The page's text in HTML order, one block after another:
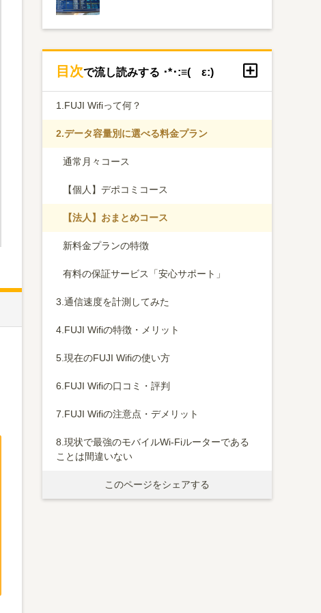
目次で流し読みする ･*･:≡( ε:)
1. FUJI Wifiって何？
2.データ容量別に選べる料金プラン
通常月々コース
【個人】デポコミコース
【法人】おまとめコース
新料金プランの特徴
有料の保証サービス「安心サポート」
3. 通信速度を計測してみた
4. FUJI Wifiの特徴・メリット
5. 現在のFUJI Wifiの使い方
6. FUJI Wifiの口コミ・評判
7. FUJI Wifiの注意点・デメリット
8. 現状で最強のモバイルWi-Fiルーターである
ことは間違いない
このページをシェアする